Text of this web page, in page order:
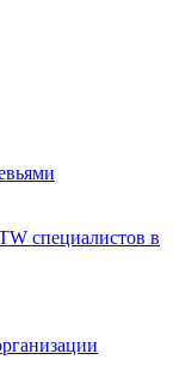
специалистов в